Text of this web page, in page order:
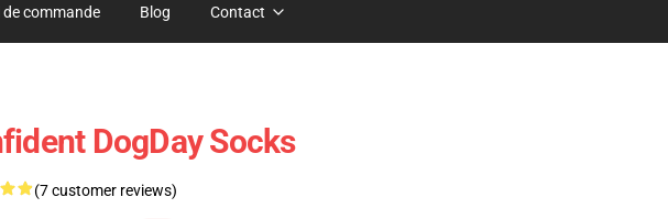
de commande Blog Contact
DogDay Socks
(7 customer reviews)